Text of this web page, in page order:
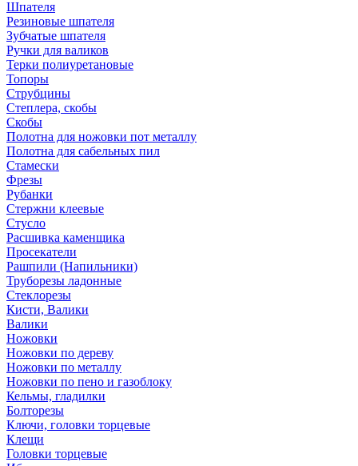
Шпателя
Резиновые шпателя
Зубчатые шпателя
Ручки для валиков
Терки полиуретановые
Топоры
Струбцины
Степлера, скобы
Скобы
Полотна для ножовки пот металлу
Полотна для сабельных пил
Стамески
Фрезы
Рубанки
Стержни клеевые
Стусло
Расшивка каменщика
Просекатели
Рашпили (Напильники)
Труборезы ладонные
Стеклорезы
Кисти, Валики
Валики
Ножовки
Ножовки по дереву
Ножовки по металлу
Ножовки по пено и газоблоку
Кельмы, гладилки
Болторезы
Ключи, головки торцевые
Клещи
Головки торцевые